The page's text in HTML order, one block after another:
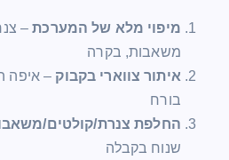
מיפוי מלא של המערכת–
משאבות, בקרה
איתור צווארי בקבוק – איפה
בורח
החלפת צנרת/קולטים/
שנוח בקבלה